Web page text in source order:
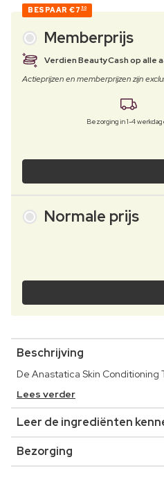
BESPAAR €7 50
Memberprijs
Verdien BeautyCash op alle
Actieprijzen en memberprijzen zijn
Bezorging in 1-4
Normale prijs
Beschrijving
De Anastatica Skin Conditioning
Lees verder
Leer de ingrediënten
Bezorging